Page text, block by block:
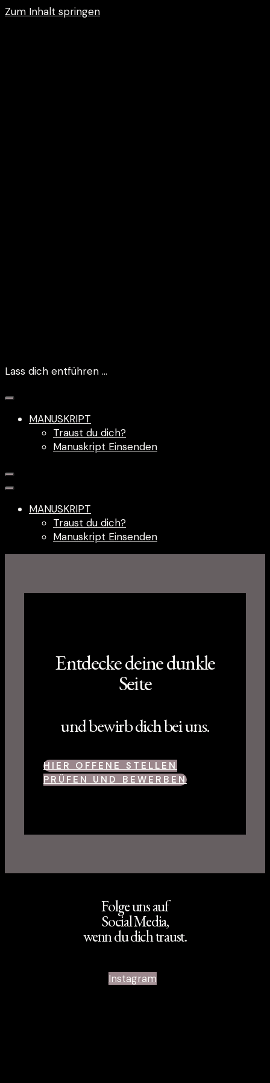
Zum Inhalt springen
Lass dich entführen …
MANUSKRIPT
Traust du dich?
Manuskript Einsenden
MANUSKRIPT
Traust du dich?
Manuskript Einsenden
Entdecke deine dunkle
Seite
und bewirb dich bei uns.
HIER OFFENE STELLEN
PRÜFEN UND BEWERBEN
Folge uns auf
Social Media,
wenn du dich traust.
Instagram